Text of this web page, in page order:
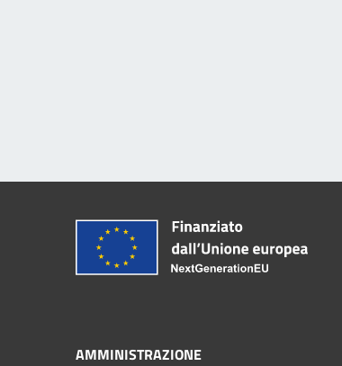
AMMINISTRAZIONE